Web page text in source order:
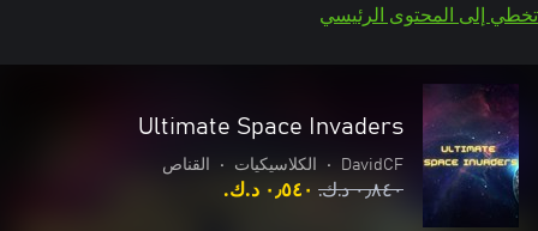
تخطي إلى المحتوى الرئيسي
Ultimate Space Invaders
DavidCF
• الكلاسيكيات • القناص
٠٫٨٤٠ د.ك.‏ ٠٫٥٤٠ د.ك.‏